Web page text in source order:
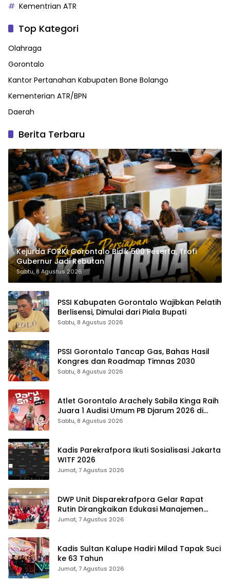
Kementrian ATR
Top Kategori
Olahraga
Gorontalo
Kantor Pertanahan Kabupaten Bone Bolango
Kementerian ATR/BPN
Daerah
Berita Terbaru
Kejurda FORKI Gorontalo Bidik 500 Peserta, Trofi
Gubernur Jadi Rebutan
Sabtu, 8 Agustus 2026
PSSI Kabupaten Gorontalo Wajibkan Pelatih
Berlisensi, Dimulai dari Piala Bupati
Sabtu, 8 Agustus 2026
PSSI Gorontalo Tancap Gas, Bahas Hasil
Kongres dan Roadmap Timnas 2030
Sabtu, 8 Agustus 2026
Atlet Gorontalo Arachely Sabila Kinga Raih
Juara 1 Audisi Umum PB Djarum 2026 di
Makassar
Sabtu, 8 Agustus 2026
Kadis Parekrafpora Ikuti Sosialisasi Jakarta
WITF 2026
Jumat, 7 Agustus 2026
DWP Unit Disparekrafpora Gelar Rapat
Rutin Dirangkaikan Edukasi Manajemen
Stres
Jumat, 7 Agustus 2026
Kadis Sultan Kalupe Hadiri Milad Tapak Suci
ke 63 Tahun
Jumat, 7 Agustus 2026